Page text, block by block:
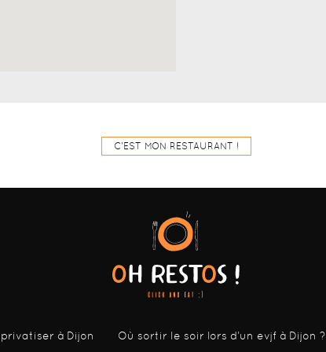
C'EST MON RESTAURANT !
à Dijon Où sortir le soir lors d’un evjf à Dijon ?